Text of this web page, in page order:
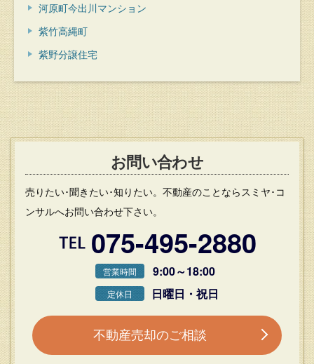
河原町今出川マンション
紫竹高縄町
紫野分譲住宅
お問い合わせ
売りたい･聞きたい･知りたい。不動産のことならスミヤ･コ
ンサルへお問い合わせ下さい。
075-495-2880
営業時間 9:00～18:00
定休日 日曜日・祝日
不動産売却のご相談